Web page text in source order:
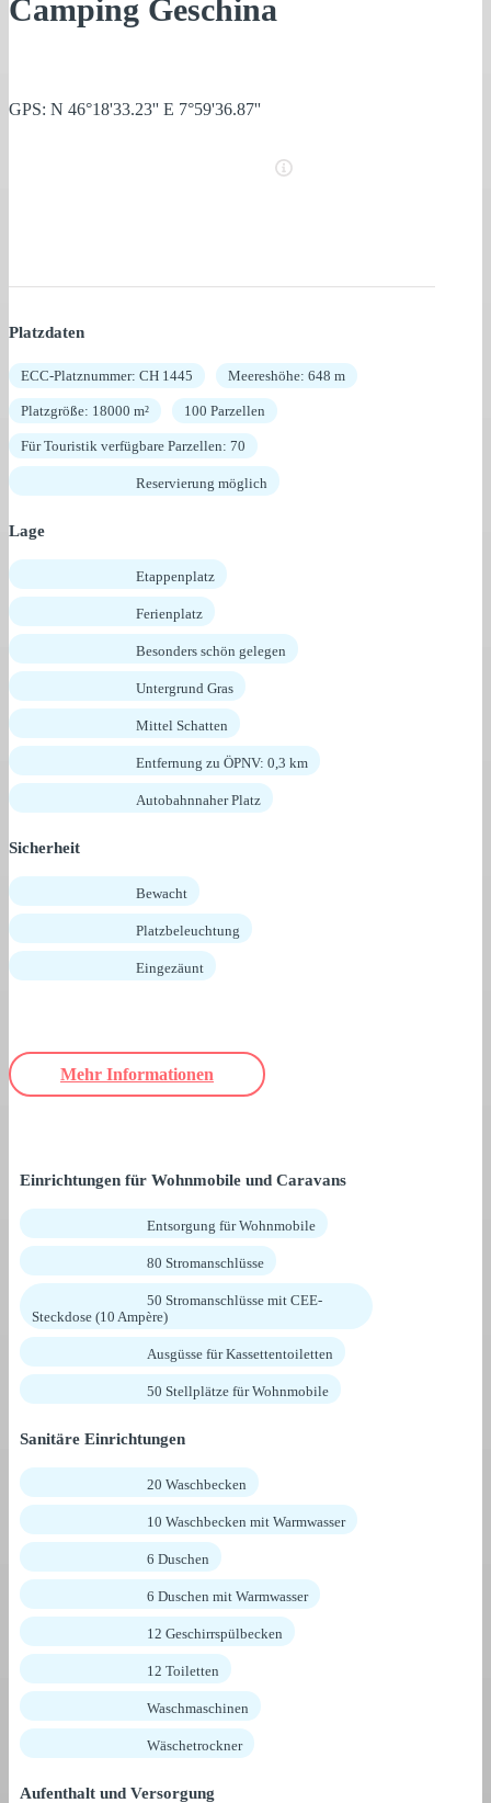
Camping Geschina
GPS: N 46°18'33.23'' E 7°59'36.87''
Platzdaten
ECC-Platznummer: CH 1445 Meereshöhe: 648 m
Platzgröße: 18000 m² 100 Parzellen
Für Touristik verfügbare Parzellen: 70
Reservierung möglich
Lage
Etappenplatz
Ferienplatz
Besonders schön gelegen
Untergrund Gras
Mittel Schatten
Entfernung zu ÖPNV: 0,3 km
Autobahnnaher Platz
Sicherheit
Bewacht
Platzbeleuchtung
Eingezäunt
Mehr Informationen
Einrichtungen für Wohnmobile und Caravans
Entsorgung für Wohnmobile
80 Stromanschlüsse
50 Stromanschlüsse mit CEE-
Steckdose (10 Ampère)
Ausgüsse für Kassettentoiletten
50 Stellplätze für Wohnmobile
Sanitäre Einrichtungen
20 Waschbecken
10 Waschbecken mit Warmwasser
6 Duschen
6 Duschen mit Warmwasser
12 Geschirrspülbecken
12 Toiletten
Waschmaschinen
Wäschetrockner
Aufenthalt und Versorgung